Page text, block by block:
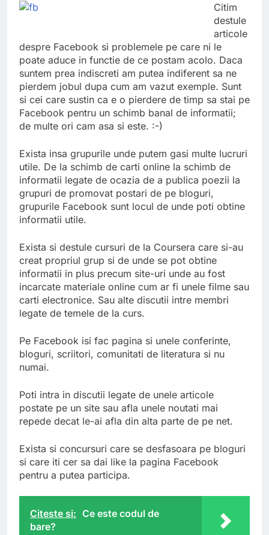
beneficiile contactului
Este posibil sa ne
iertam?
6 Ani Ago
Citim
destule
articole
despre Facebook si problemele pe care ni le
poate aduce in functie de ce postam acolo. Daca
suntem prea indiscreti am putea indiferent sa ne
pierdem jobul dupa cum am vazut exemple. Sunt
si cei care sustin ca e o pierdere de timp sa stai pe
Facebook pentru un schimb banal de informatii;
de multe ori cam asa si este. :-)
Exista insa grupurile unde putem gasi multe lucruri
utile. De la schimb de carti online la schimb de
informatii legate de ocazia de a publica poezii la
grupuri de promovat postari de pe bloguri,
grupurile Facebook sunt locul de unde poti obtine
informatii utile.
Exista si destule cursuri de la Coursera care si-au
creat propriul grup si de unde se pot obtine
informatii in plus precum site-uri unde au fost
incarcate materiale online cum ar fi unele filme sau
carti electronice. Sau alte discutii intre membri
legate de temele de la curs.
Pe Facebook isi fac pagina si unele conferinte,
bloguri, scriitori, comunitati de literatura si nu
numai.
Poti intra in discutii legate de unele articole
postate pe un site sau afla unele noutati mai
repede decat le-ai afla din alta parte de pe net.
Exista si concursuri care se desfasoara pe bloguri
si care iti cer sa dai like la pagina Facebook
pentru a putea participa.
Citeste si: Ce este codul de
bare?